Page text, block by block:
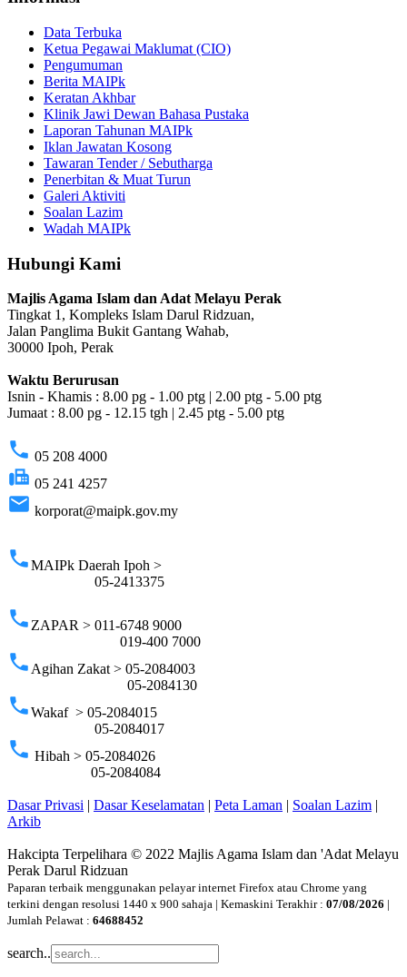
Data Terbuka
Ketua Pegawai Maklumat (CIO)
Pengumuman
Berita MAIPk
Keratan Akhbar
Klinik Jawi Dewan Bahasa Pustaka
Laporan Tahunan MAIPk
Iklan Jawatan Kosong
Tawaran Tender / Sebutharga
Penerbitan & Muat Turun
Galeri Aktiviti
Soalan Lazim
Wadah MAIPk
Hubungi Kami
Majlis Agama Islam dan Adat Melayu Perak
Tingkat 1, Kompleks Islam Darul Ridzuan,
Jalan Panglima Bukit Gantang Wahab,
30000 Ipoh, Perak
Waktu Berurusan
Isnin - Khamis : 8.00 pg - 1.00 ptg | 2.00 ptg - 5.00 ptg
Jumaat : 8.00 pg - 12.15 tgh | 2.45 ptg - 5.00 ptg
phone 05 208 4000
fax 05 241 4257
email korporat@maipk.gov.my
phoneMAIPk Daerah Ipoh >
05-2413375
phone ZAPAR > 011-6748 9000
019-400 7000
phone Agihan Zakat > 05-2084003
05-2084130
phoneWakaf > 05-2084015
05-2084017
phone Hibah > 05-2084026
05-2084084
Dasar Privasi | Dasar Keselamatan | Peta Laman | Soalan Lazim |
Arkib
Hakcipta Terpelihara © 2022 Majlis Agama Islam dan 'Adat Melayu
Perak Darul Ridzuan
Paparan terbaik menggunakan pelayar internet Firefox atau Chrome yang
terkini dengan resolusi 1440 x 900 sahaja | Kemaskini Terakhir : 07/08/2026 |
Jumlah Pelawat : 64688452
search..